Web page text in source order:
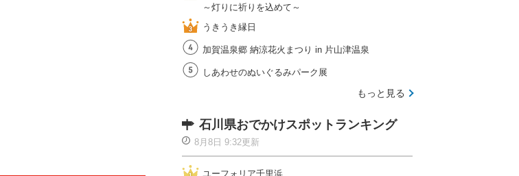
～灯りに祈りを込めて～
うきうき縁日
加賀温泉郷 納涼花火まつり in 片山津温泉
しあわせのぬいぐるみパーク展
もっと見る
石川県おでかけスポットランキング
8月8日 9:32更新
ユーフォリア千里浜